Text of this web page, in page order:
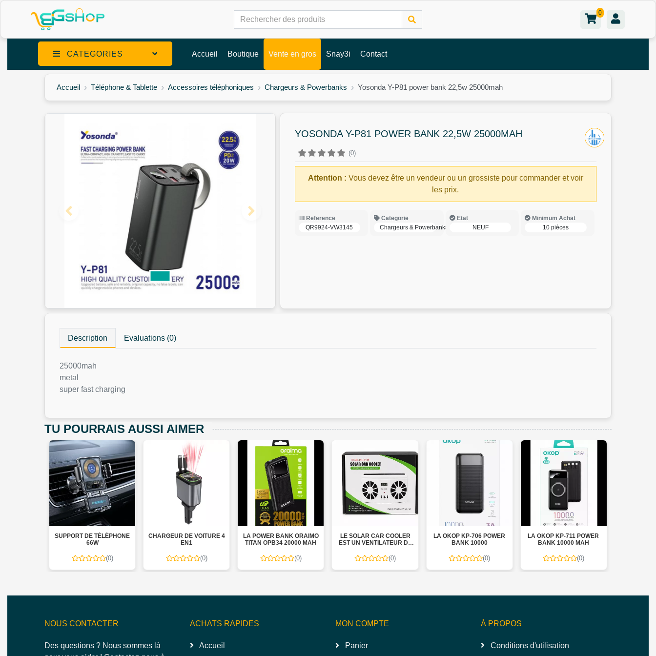
0
CATEGORIES Accueil Boutique Vente en gros Snay3i Contact
Accueil Téléphone & Tablette Accessoires téléphoniques Chargeurs & Powerbanks Yosonda Y-P81 power bank 22,5w 25000mah
YOSONDA Y-P81 POWER BANK 22,5W 25000MAH
(0)
Attention : Vous devez être un vendeur ou un grossiste pour commander et voir
les prix.
Reference
QR9924-VW3145
Categorie
Chargeurs & Powerbanks
Etat
NEUF
Minimum Achat
10 pièces
Description Evaluations (0)
25000mah
metal
super fast charging
TU POURRAIS AUSSI AIMER
SUPPORT DE TÉLÉPHONE
(0)
CHARGEUR DE VOITURE 4
(0)
LA POWER BANK ORAIMO
TITAN OPB34 20000 MAH
(0)
LE SOLAR CAR COOLER
EST UN VENTILATEUR DE
ÉNERGIE SOLAIRE
(0)
LA OKOP KP-706 POWER
BANK 10000
(0)
LA OKOP KP-711 POWER
BANK 10000 MAH
(0)
CHARGEUR
NOUS CONTACTER
Des questions ? Nous sommes là
ACHATS RAPIDES
Accueil
MON COMPTE
Panier
À PROPOS
Conditions d'utilisation